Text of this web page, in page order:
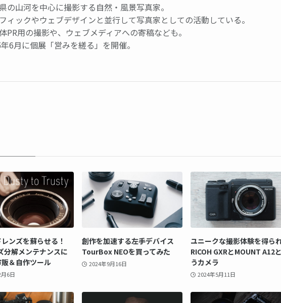
の山河を中心に撮影する自然・風景写真家。
ィックやウェブデザインと並行して写真家としての活動している。
PR用の撮影や、ウェブメディアへの寄稿なども。
6月に個展「営みを縒る」を開催。
ンズを蘇らせる！
分解メンテナンスに
＆自作ツール
6日
創作を加速する左手デバイス
TourBox NEOを買ってみた
2024年9月16日
ユニークな撮影体験を得ら
RICOH GXRとMOUNT A12
うカメラ
2024年5月11日